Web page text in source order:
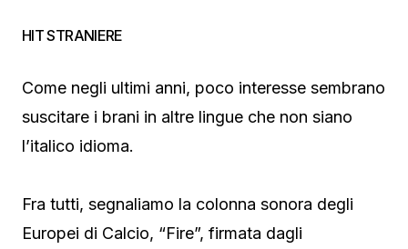
HIT STRANIERE
Come negli ultimi anni, poco interesse sembrano
suscitare i brani in altre lingue che non siano
l’italico idioma.
Fra tutti, segnaliamo la colonna sonora degli
Europei di Calcio, “Fire”, firmata dagli